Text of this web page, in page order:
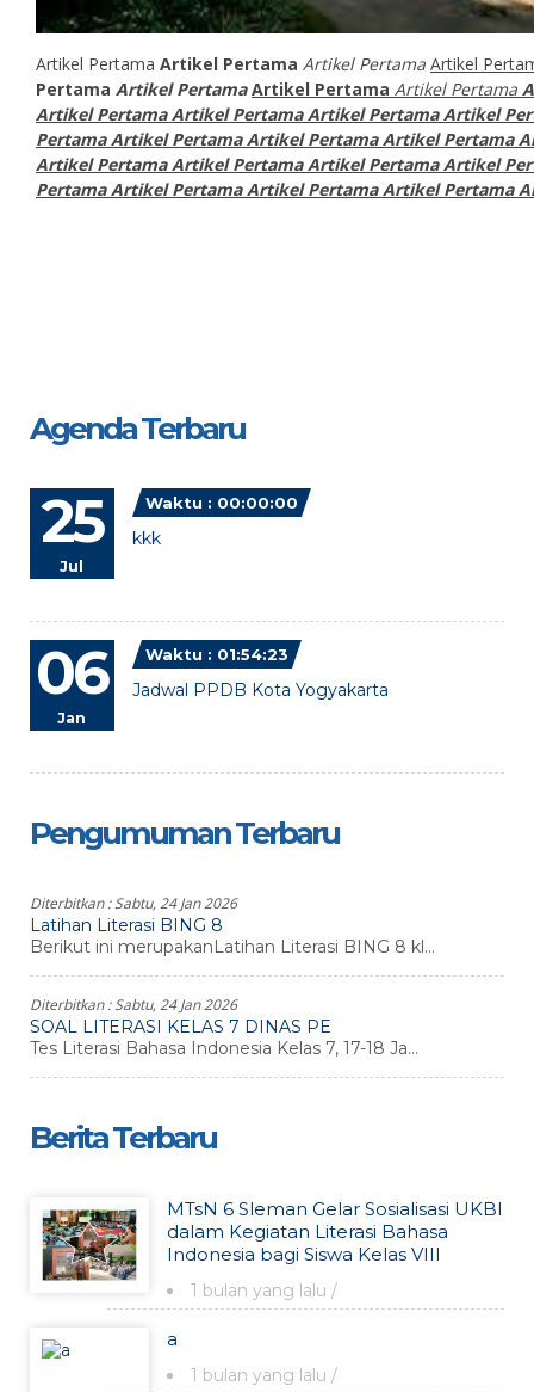
Artikel Pertama Artikel Pertama Artikel Pertama Artikel
Pertama Artikel PertamaArtikel Pertama Artikel Pertama
Artikel Pertama Artikel Pertama Artikel Pertama Artikel
Pertama Artikel Pertama Artikel Pertama Artikel Pertama
Artikel Pertama Artikel Pertama Artikel Pertama Artikel
Pertama Artikel Pertama Artikel Pertama Artikel Pertama
Agenda Terbaru
25
Jul
Waktu : 00:00:00
kkk
06
Jan
Waktu : 01:54:23
Jadwal PPDB Kota Yogyakarta
Pengumuman Terbaru
Diterbitkan :Sabtu, 24 Jan 2026
Latihan Literasi BING 8
Berikut ini merupakanLatihan Literasi BING 8 kl...
Diterbitkan :Sabtu, 24 Jan 2026
SOAL LITERASI KELAS 7 DINAS PE
Tes Literasi Bahasa Indonesia Kelas 7, 17-18 Ja...
Berita Terbaru
MTsN 6 Sleman Gelar Sosialisasi UKBI
dalam Kegiatan Literasi Bahasa
Indonesia bagi Siswa Kelas VIII
1 bulan yang lalu /
a
1 bulan yang lalu /